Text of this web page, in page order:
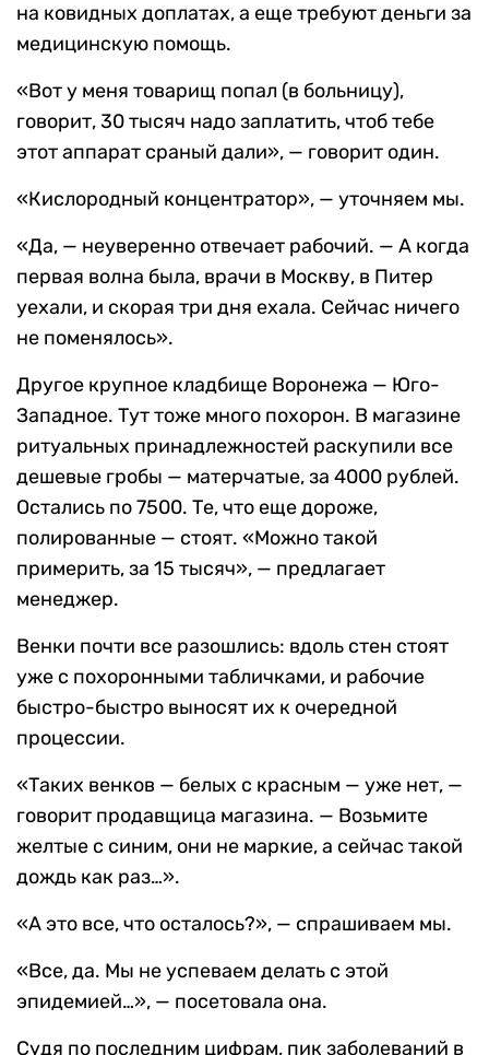
на ковидных доплатах, а еще требуют деньги за
медицинскую помощь.
«Вот у меня товарищ попал (в больницу),
говорит, 30 тысяч надо заплатить, чтоб тебе
этот аппарат сраный дали», — говорит один.
«Кислородный концентратор», — уточняем мы.
«Да, — неуверенно отвечает рабочий. — А когда
первая волна была, врачи в Москву, в Питер
уехали, и скорая три дня ехала. Сейчас ничего
не поменялось».
Другое крупное кладбище Воронежа — Юго-
Западное. Тут тоже много похорон. В магазине
ритуальных принадлежностей раскупили все
дешевые гробы — матерчатые, за 4000 рублей.
Остались по 7500. Те, что еще дороже,
полированные — стоят. «Можно такой
примерить, за 15 тысяч», — предлагает
менеджер.
Венки почти все разошлись: вдоль стен стоят
уже с похоронными табличками, и рабочие
быстро-быстро выносят их к очередной
процессии.
«Таких венков — белых с красным — уже нет, —
говорит продавщица магазина. — Возьмите
желтые с синим, они не маркие, а сейчас такой
дождь как раз…».
«А это все, что осталось?», — спрашиваем мы.
«Все, да. Мы не успеваем делать с этой
эпидемией…», — посетовала она.
Судя по последним цифрам, пик заболеваний в